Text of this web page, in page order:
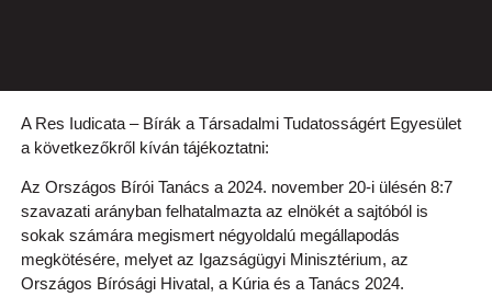
A Res Iudicata – Bírák a Társadalmi Tudatosságért Egyesület
a következőkről kíván tájékoztatni:
Az Országos Bírói Tanács a 2024. november 20-i ülésén 8:7
szavazati arányban felhatalmazta az elnökét a sajtóból is
sokak számára megismert négyoldalú megállapodás
megkötésére, melyet az Igazságügyi Minisztérium, az
Országos Bírósági Hivatal, a Kúria és a Tanács 2024.